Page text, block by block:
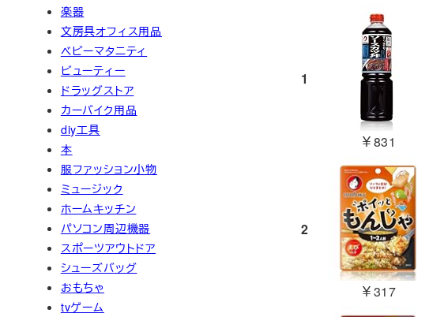
1
￥831
2
￥317
楽器
文房具オフィス用品
ベビーマタニティ
ビューティー
ドラッグストア
カーバイク用品
diy工具
本
服ファッション小物
ミュージック
ホームキッチン
パソコン周辺機器
スポーツアウトドア
シューズバッグ
おもちゃ
tvゲーム